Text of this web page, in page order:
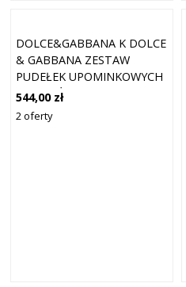
DOLCE&GABBANA K DOLCE
& GABBANA ZESTAW
PUDEŁEK UPOMINKOWYCH
DLA MĘŻCZYZN II. 1 SZT
544,00 zł
2 oferty